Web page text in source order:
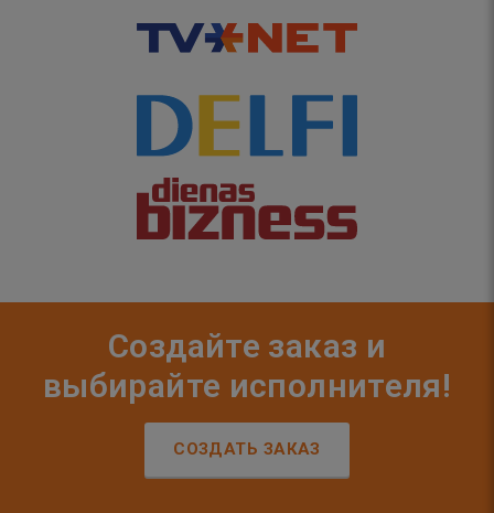
Создайте заказ и
выбирайте исполнителя!
СОЗДАТЬ ЗАКАЗ